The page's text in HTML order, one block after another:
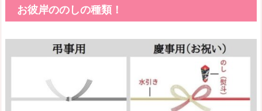
お彼岸ののしの種類！